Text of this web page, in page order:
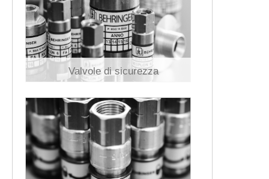
Valvole di sicurezza